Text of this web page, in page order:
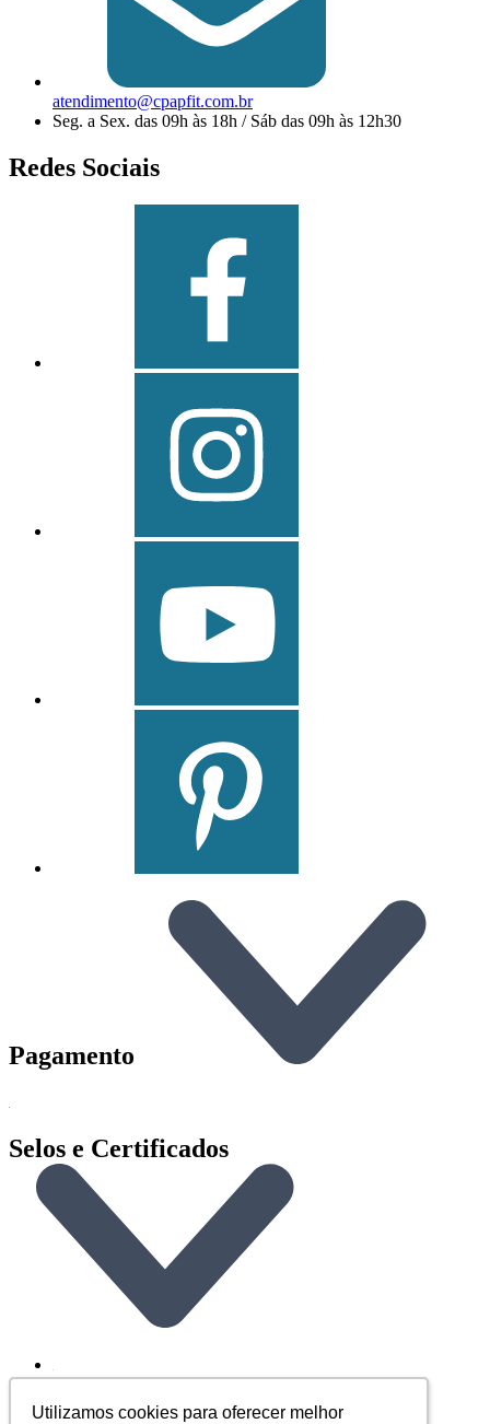
Utilizamos cookies para oferecer melhor
Utilizamos cookies para oferecer melhor
atendimento@cpapfit.com.br
Seg. a Sex. das 09h às 18h / Sáb das 09h às 12h30
Redes Sociais
Pagamento
Selos e Certificados